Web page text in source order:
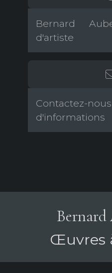
Bernard
d'artiste
Contactez-
d'informations
Œuvres